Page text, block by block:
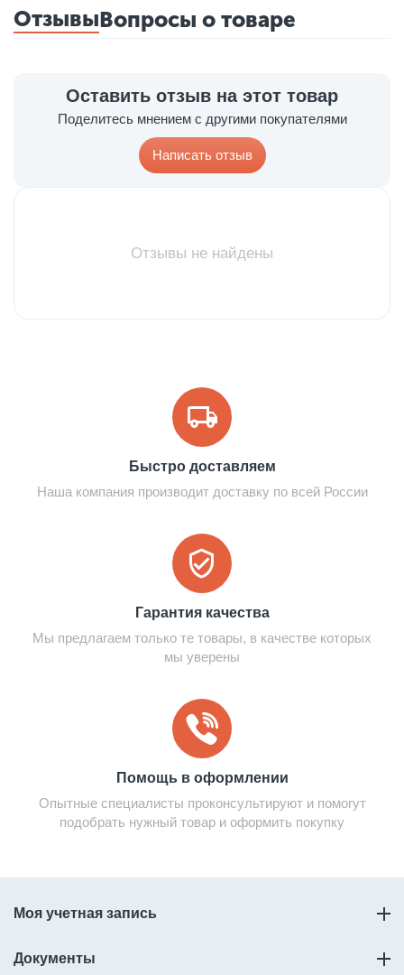
ОтзывыВопросы о товаре
Оставить отзыв на этот товар
Поделитесь мнением с другими покупателями
Написать отзыв
Отзывы не найдены
Быстро доставляем
Наша компания производит доставку по всей России
Гарантия качества
Мы предлагаем только те товары, в качестве которых
мы уверены
Помощь в оформлении
Опытные специалисты проконсультируют и помогут
подобрать нужный товар и оформить покупку
Моя учетная запись
Документы